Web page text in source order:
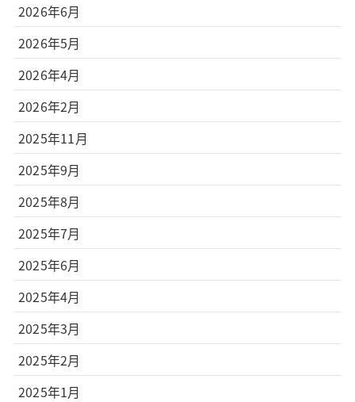
2026年6月
2026年5月
2026年4月
2026年2月
2025年11月
2025年9月
2025年8月
2025年7月
2025年6月
2025年4月
2025年3月
2025年2月
2025年1月